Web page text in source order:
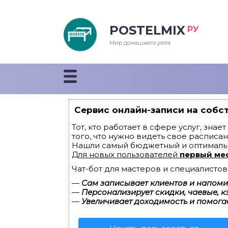
POSTELMIX РУ
Мир домашнего уюта
Сервис онлайн-записи на
Тот, кто работает в сфере услуг,
того, что нужно видеть свое
Нашли самый бюджетный и
Для новых пользователей первый
Чат-бот для мастеров и
— Сам записывает клиентов и
— Персонализирует скидки, чаевые,
— Увеличивает доходимость и